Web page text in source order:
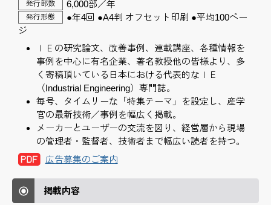
発行部数 6,000部／年
発行形態
●年4回 ●A4判 オフセット印刷 ●平均100ペー
ジ
ＩＥの研究論文、改善事例、連載講座、各種情報を
事例を中心に有名企業、著名教授他の皆様より、多
く寄稿頂いている日本における代表的なＩＥ
（Industrial Engineering）専門誌。
毎号、タイムリーな「特集テーマ」を設定し、産学
官の最新技術／事例を幅広く掲載。
メーカーとユーザーの交流を図り、経営層から現場
の管理者・監督者、技術者まで幅広い読者を持つ。
広告募集のご案内
掲載内容